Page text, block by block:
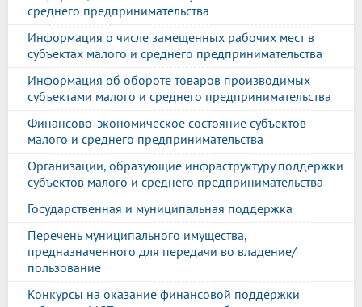
среднего предпринимательства
Информация о числе замещенных рабочих мест в
субъектах малого и среднего предпринимательства
Информация об обороте товаров производимых
субъектами малого и среднего предпринимательства
Финансово-экономическое состояние субъектов
малого и среднего предпринимательства
Организации, образующие инфраструктуру поддержки
субъектов малого и среднего предпринимательства
Государственная и муниципальная поддержка
Перечень муниципального имущества,
предназначенного для передачи во владение/
пользование
Конкурсы на оказание финансовой поддержки